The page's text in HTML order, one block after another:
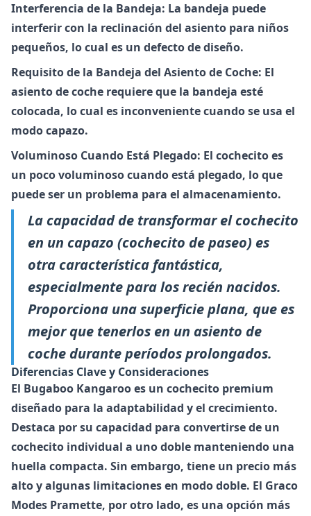
Interferencia de la Bandeja: La bandeja puede
interferir con la reclinación del asiento para niños
pequeños, lo cual es un defecto de diseño.
Requisito de la Bandeja del Asiento de Coche: El
asiento de coche requiere que la bandeja esté
colocada, lo cual es inconveniente cuando se usa el
modo capazo.
Voluminoso Cuando Está Plegado: El cochecito es
un poco voluminoso cuando está plegado, lo que
puede ser un problema para el almacenamiento.
La capacidad de transformar el cochecito
en un capazo (cochecito de paseo) es
otra característica fantástica,
especialmente para los recién nacidos.
Proporciona una superficie plana, que es
mejor que tenerlos en un asiento de
coche durante períodos prolongados.
Diferencias Clave y Consideraciones
El Bugaboo Kangarooes un cochecito premium
diseñado para la adaptabilidad y el crecimiento.
Destaca por su capacidad para convertirse de un
cochecito individual a uno doble manteniendo una
huella compacta. Sin embargo, tiene un precio más
alto y algunas limitaciones en modo doble. El Graco
Modes Pramette, por otro lado, es una opción más